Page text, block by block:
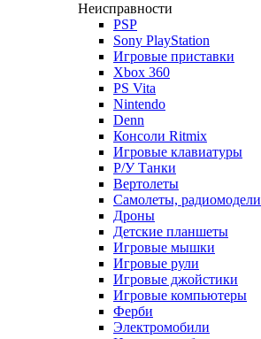
Неисправности
PSP
Sony PlayStation
Игровые приставки
Xbox 360
PS Vita
Nintendo
Denn
Консоли Ritmix
Игровые клавиатуры
Р/У Танки
Вертолеты
Самолеты, радиомодели
Дроны
Детские планшеты
Игровые мышки
Игровые рули
Игровые джойстики
Игровые компьютеры
Ферби
Электромобили